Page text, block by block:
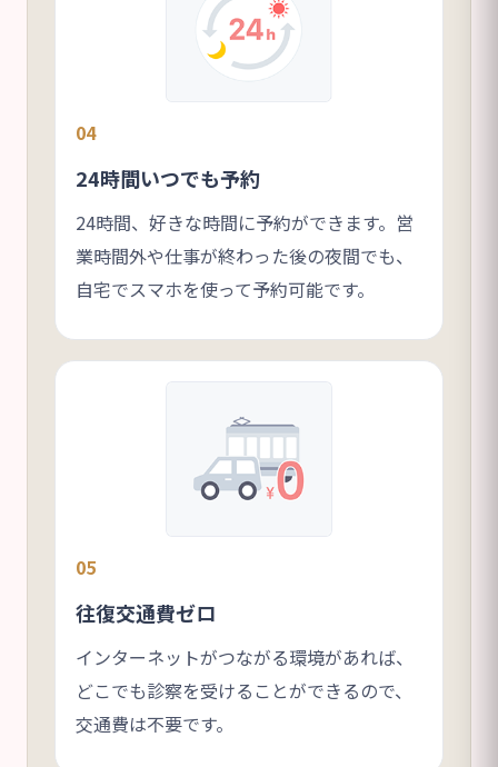
04
24時間いつでも予約
24時間、好きな時間に予約ができます。営
業時間外や仕事が終わった後の夜間でも、
自宅でスマホを使って予約可能です。
05
往復交通費ゼロ
インターネットがつながる環境があれば、
どこでも診察を受けることができるので、
交通費は不要です。